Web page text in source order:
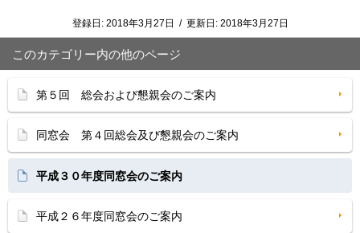
登録日: 2018年3月27日 / 更新日: 2018年3月27日
このカテゴリー内の他のページ
第５回 総会および懇親会のご案内
同窓会 第４回総会及び懇親会のご案内
平成３０年度同窓会のご案内
平成２６年度同窓会のご案内